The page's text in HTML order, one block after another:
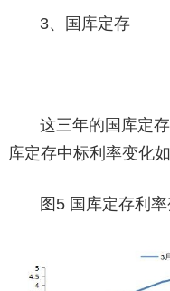
3、国库定存
这三年的国库定
库定存中标利率变化如
图5 国库定存利